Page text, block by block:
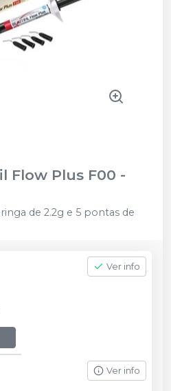
Flow Plus F00 -
de 2.2g e 5 pontas de
Ver info
Ver info